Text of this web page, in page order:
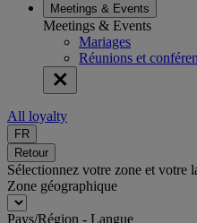
Meetings & Events
Meetings & Events
Mariages
Réunions et
All loyalty
FR
Retour
Sélectionnez votre zone et votre
Zone géographique
Pays/Région - Langue